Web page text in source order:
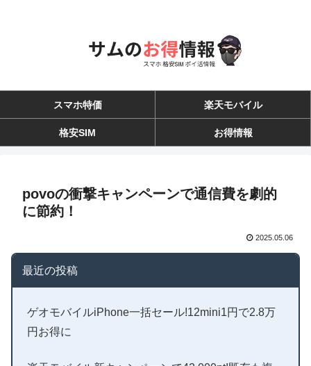
スマホ特価 楽天モバイル
格安SIM お得情報
povoの衝撃キャンペーンで通信費を劇的
に節約！
2025.05.06
最近の投稿
ゲオモバイルiPhone一括セール!12mini1円で2.8万
円お得に